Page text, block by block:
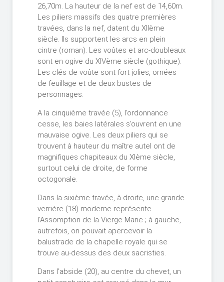
26,70m. La hauteur de la nef est de 14,60m.
Les piliers massifs des quatre premières
travées, dans la nef, datent du XIIème
siècle. Ils supportent les arcs en plein
cintre (roman). Les voûtes et arc-doubleaux
sont en ogive du XIVème siècle (gothique).
Les clés de voûte sont fort jolies, ornées
de feuillage et de deux bustes de
personnages.
A la cinquième travée (5), l’ordonnance
cesse, les baies latérales s’ouvrent en une
mauvaise ogive. Les deux piliers qui se
trouvent à hauteur du maître autel ont de
magnifiques chapiteaux du XIème siècle,
surtout celui de droite, de forme
octogonale.
Dans la sixième travée, à droite, une grande
verrière (18) moderne représente
l’Assomption de la Vierge Marie ; à gauche,
autrefois, on pouvait apercevoir la
balustrade de la chapelle royale qui se
trouve au-dessus des deux sacristies.
Dans l’abside (20), au centre du chevet, un